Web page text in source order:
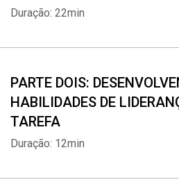
Duração: 22min
PARTE DOIS:
HABILIDADES DE
TAREFA
Duração: 12min